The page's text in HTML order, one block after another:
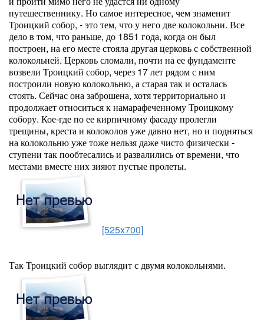
путешественнику. Но самое интересное, чем знаменит
Троицкий собор, - это тем, что у него две колокольни. Все
дело в том, что раньше, до 1851 года, когда он был
построен, на его месте стояла другая церковь с собственной
колокольней. Церковь сломали, почти на ее фундаменте
возвели Троицкий собор, через 17 лет рядом с ним
построили новую колокольню, а старая так и осталась
стоять. Сейчас она заброшена, хотя территориально и
продолжает относиться к намарафеченному Троицкому
собору. Кое-где по ее кирпичному фасаду пролегли
трещины, креста и колоколов уже давно нет, но и подняться
на колокольню уже тоже нельзя даже чисто физически -
ступени так пообтесались и развалились от времени, что
местами вместе них зияют пустые пролеты.
[525x700]
Так Троицкий собор выглядит с двумя колокольнями.